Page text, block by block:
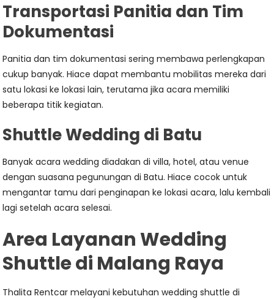
Transportasi Panitia dan Tim
Dokumentasi
Panitia dan tim dokumentasi sering membawa perlengkapan
cukup banyak. Hiace dapat membantu mobilitas mereka dari
satu lokasi ke lokasi lain, terutama jika acara memiliki
beberapa titik kegiatan.
Shuttle Wedding di Batu
Banyak acara wedding diadakan di villa, hotel, atau venue
dengan suasana pegunungan di Batu. Hiace cocok untuk
mengantar tamu dari penginapan ke lokasi acara, lalu kembali
lagi setelah acara selesai.
Area Layanan Wedding
Shuttle di Malang Raya
Thalita Rentcar melayani kebutuhan wedding shuttle di